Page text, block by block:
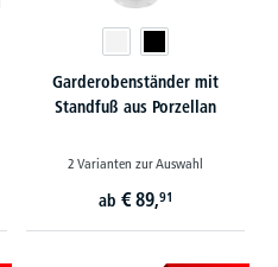
Garderobenständer mit
Standfuß aus Porzellan
2 Varianten zur Auswahl
ab € 89,91